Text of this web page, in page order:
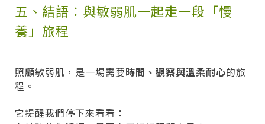
五、結語：與敏弱肌一起走一段「慢
養」旅程
照顧敏弱肌，是一場需要時間、觀察與溫柔耐心的旅
程。
它提醒我們停下來看看：